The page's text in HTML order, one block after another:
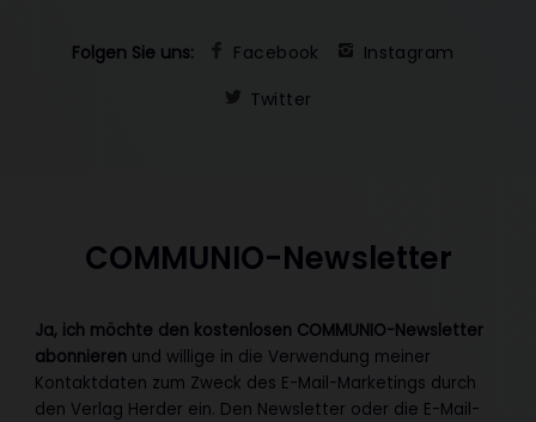
Folgen Sie uns: Facebook
Instagram
Twitter
COMMUNIO-Newsletter
Ja, ich möchte den kostenlosen COMMUNIO-Newsletter
abonnieren und willige in die Verwendung meiner
Kontaktdaten zum Zweck des E-Mail-Marketings durch
den Verlag Herder ein. Den Newsletter oder die E-Mail-